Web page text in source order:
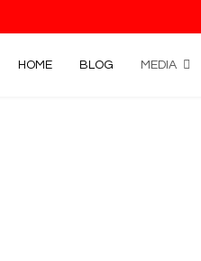
HOME BLOG MEDIA